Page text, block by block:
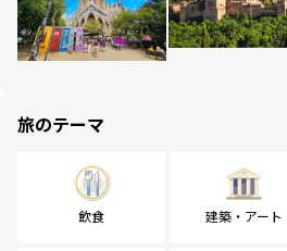
旅のテーマ
飲食 建築・アート